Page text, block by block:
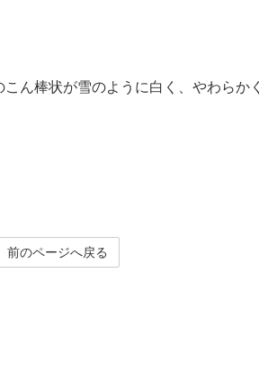
ん棒状が雪のように白く、やわらか
前のページへ戻る